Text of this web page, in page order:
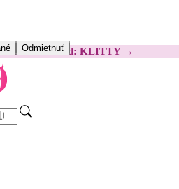
OdmietnuťKód: KLITTY →